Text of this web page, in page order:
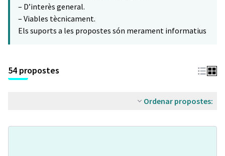
– D’interès general.
– Viables tècnicament.
Els suports a les propostes són merament informatius
54 propostes
Ordenar propostes: